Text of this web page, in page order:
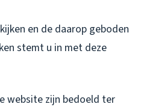
en de daarop geboden
stemt u in met deze
website zijn bedoeld ter